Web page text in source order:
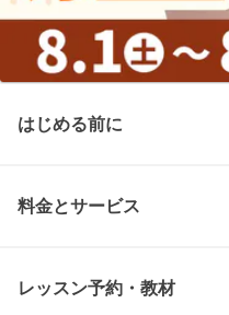
はじめる前に
料金とサービス
レッスン予約・教材